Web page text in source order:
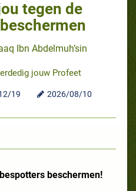
tegen de
Ibn Abdelmuh’sin
jouw Profeet
19 2026/08/10
beschermen!